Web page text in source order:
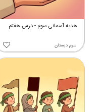
هدیه آسمانی سوم - درس هفتم
سوم دبستان